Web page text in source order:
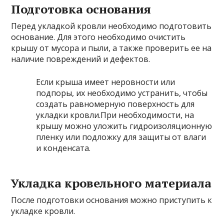
Подготовка основания
Перед укладкой кровли необходимо подготовить
основание. Для этого необходимо очистить
крышу от мусора и пыли, а также проверить ее на
наличие повреждений и дефектов.
Если крыша имеет неровности или
подпоры, их необходимо устранить, чтобы
создать равномерную поверхность для
укладки кровли.При необходимости, на
крышу можно уложить гидроизоляционную
пленку или подложку для защиты от влаги
и конденсата.
Укладка кровельного материала
После подготовки основания можно приступить к
укладке кровли.